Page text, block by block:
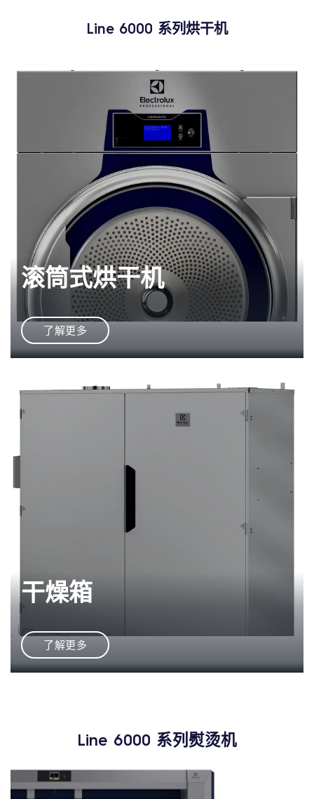
Line 6000 系列烘干机
滚筒式烘干机
了解更多
干燥箱
了解更多
Line 6000 系列熨烫机